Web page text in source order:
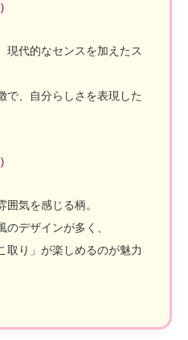
現代的なセンスを加えたス
で、自分らしさを表現した
囲気を感じる柄。
デザインが多く、
取り」が楽しめるのが魅力